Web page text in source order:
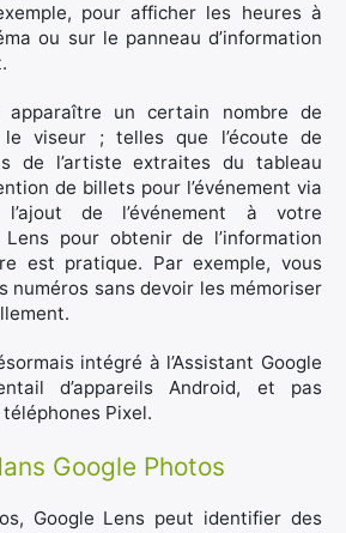
pour afficher les heures à
ou sur le panneau d’information
apparaître un certain nombre de
le viseur ; telles que l’écoute de
de l’artiste extraites du tableau
de billets pour l’événement via
de l’événement à votre
pour obtenir de l’information
est pratique. Par exemple, vous
numéros sans devoir les mémoriser
intégré à l’Assistant Google
d’appareils Android, et pas
Pixel.
Google Photos
Google Lens peut identifier des